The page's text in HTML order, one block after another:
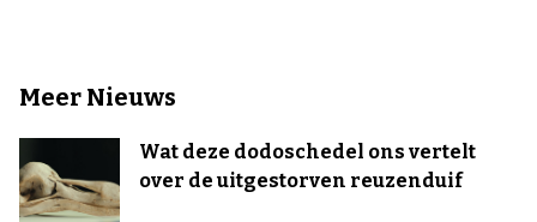
Meer Nieuws
Wat deze dodoschedel ons vertelt
over de uitgestorven reuzenduif